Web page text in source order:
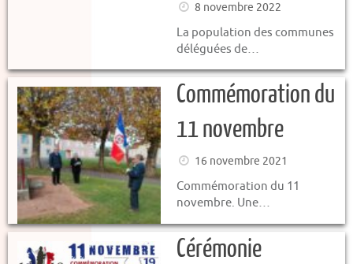
8 novembre 2022
La population des communes
déléguées de…
Commémoration du
11 novembre
16 novembre 2021
Commémoration du 11
novembre. Une…
Cérémonie